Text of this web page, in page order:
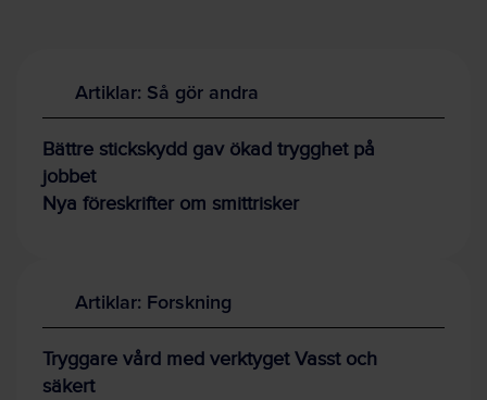
Artiklar: Så gör andra
Bättre stickskydd gav ökad trygghet på
jobbet
Nya föreskrifter om smittrisker
Artiklar: Forskning
Tryggare vård med verktyget Vasst och
säkert